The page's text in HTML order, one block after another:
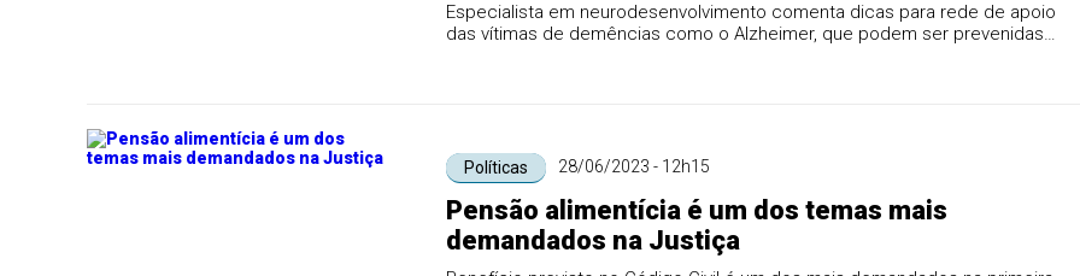
Especialista em neurodesenvolvimento comenta dicas para rede de apoio
das vítimas de demências como o Alzheimer, que podem ser prevenidas
Políticas 28/06/2023 - 12h15
Pensão alimentícia é um dos temas mais
demandados na Justiça